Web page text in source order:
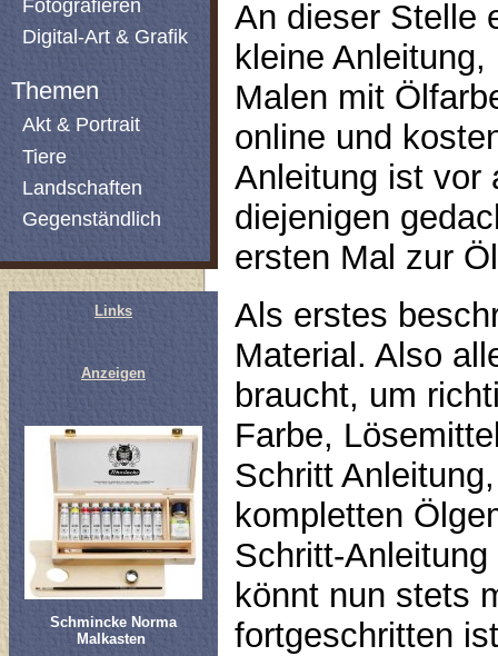
Fotografieren
Digital-Art & Grafik
Themen
Akt & Portrait
Tiere
Landschaften
Gegenständlich
Links
Anzeigen
Schmincke Norma
Malkasten
An dieser Stelle
kleine
Malen mit
online und
Anleitung ist vor
diejenigen
ersten Mal zur
Als erstes
Material. Also
braucht, um
Farbe,
Schritt
kompletten
Schritt-
könnt nun stets
fortgeschritten